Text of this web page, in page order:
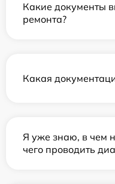
Какие документы
ремонта?
Какая
Я уже знаю, в чем
чего проводить